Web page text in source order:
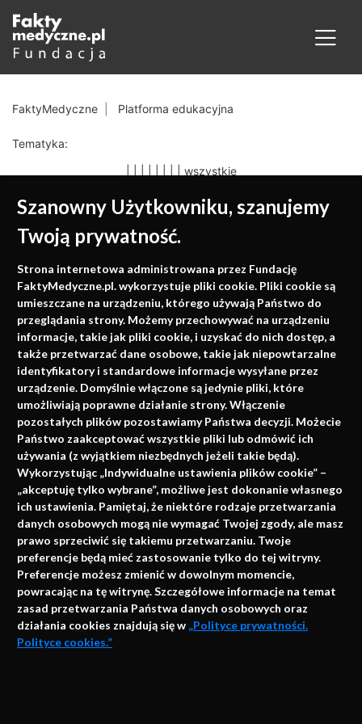
Szanowny Użytkowniku, szanujemy
Twoją prywatność.
Strona internetowa administrowana przez Fundację
FaktyMedyczne.pl. wykorzystuje pliki cookie. Pliki cookie są
umieszczane na urządzeniu, którego używają Państwo do
przeglądania strony. Możemy przechowywać na urządzeniu
informacje, takie jak pliki cookie, i uzyskać do nich dostęp, a
także przetwarzać dane osobowe, takie jak niepowtarzalne
identyfikatory i standardowe informacje wysyłane przez
urządzenie. Domyślnie włączone są jedynie pliki, które
umożliwiają poprawne działanie strony. Włączenie
pozostałych plików pozostawiamy Państwa decyzji. Możecie
Państwo zaakceptować wszystkie pliki lub odmówić ich
używania (z wyjątkiem niezbędnych jeżeli takie będą).
Wykorzystując „Indywidualne ustawienia plików cookie” –
„akceptuję tylko wybrane”, możliwe jest dokonanie własnego
ich ustawienia. Pamiętaj, że niektóre rodzaje przetwarzania
danych osobowych mogą nie wymagać Twojej zgody, ale masz
prawo sprzeciwić się takiemu przetwarzaniu. Twoje
preferencje będą mieć zastosowanie tylko do tej witryny.
Preferencje możesz zmienić w dowolnym momencie,
powracając na tę witrynę. Szczegółowe informacje na temat
zasad przetwarzania Państwa danych osobowych oraz
działania cookies znajdują się w „Polityce prywatności.
Polityce cookies.”
FaktyMedyczne Platforma edukacyjna
Tematyka:
wszystkie
Medycyna oparta na
faktach
Konferencje, szkolenia, e-learning, wydawnictwo
Napisz do nas
info@faktymedyczne.pl
ul. Towarowa 2
43-460 Wisła
Redakcja medyczna:
ul. Wolności 338b